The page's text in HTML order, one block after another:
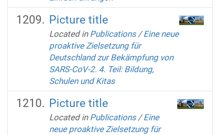
Picture title
Located in Publications /Eine neue
proaktive Zielsetzung für
Deutschland zur Bekämpfung von
SARS-CoV-2. 4. Teil: Bildung,
Schulen und Kitas
Picture title
Located in Publications /Eine
neue proaktive Zielsetzung für